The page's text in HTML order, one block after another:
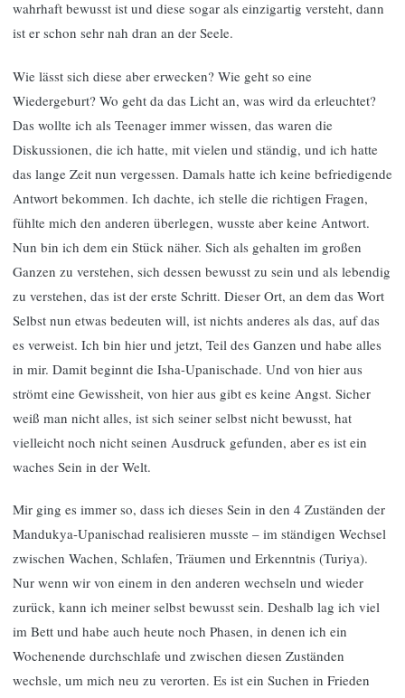
wahrhaft bewusst ist und diese sogar als einzigartig versteht, dann
ist er schon sehr nah dran an der Seele.
Wie lässt sich diese aber erwecken? Wie geht so eine
Wiedergeburt? Wo geht da das Licht an, was wird da erleuchtet?
Das wollte ich als Teenager immer wissen, das waren die
Diskussionen, die ich hatte, mit vielen und ständig, und ich hatte
das lange Zeit nun vergessen. Damals hatte ich keine befriedigende
Antwort bekommen. Ich dachte, ich stelle die richtigen Fragen,
fühlte mich den anderen überlegen, wusste aber keine Antwort.
Nun bin ich dem ein Stück näher. Sich als gehalten im großen
Ganzen zu verstehen, sich dessen bewusst zu sein und als lebendig
zu verstehen, das ist der erste Schritt. Dieser Ort, an dem das Wort
Selbst nun etwas bedeuten will, ist nichts anderes als das, auf das
es verweist. Ich bin hier und jetzt, Teil des Ganzen und habe alles
in mir. Damit beginnt die Isha-Upanischade. Und von hier aus
strömt eine Gewissheit, von hier aus gibt es keine Angst. Sicher
weiß man nicht alles, ist sich seiner selbst nicht bewusst, hat
vielleicht noch nicht seinen Ausdruck gefunden, aber es ist ein
waches Sein in der Welt.
Mir ging es immer so, dass ich dieses Sein in den 4 Zuständen der
Mandukya-Upanischad realisieren musste – im ständigen Wechsel
zwischen Wachen, Schlafen, Träumen und Erkenntnis (Turiya).
Nur wenn wir von einem in den anderen wechseln und wieder
zurück, kann ich meiner selbst bewusst sein. Deshalb lag ich viel
im Bett und habe auch heute noch Phasen, in denen ich ein
Wochenende durchschlafe und zwischen diesen Zuständen
wechsle, um mich neu zu verorten. Es ist ein Suchen in Frieden